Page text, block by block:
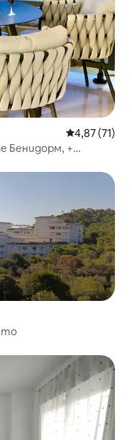
Средна
4,87 (71)
Бенидорм, +